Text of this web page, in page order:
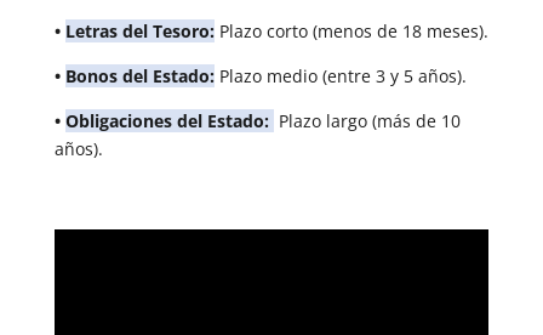
• Letras del Tesoro:Plazo corto (menos de 18 meses).
• Bonos del Estado:Plazo medio (entre 3 y 5 años).
• Obligaciones del Estado: Plazo largo (más de 10
años).